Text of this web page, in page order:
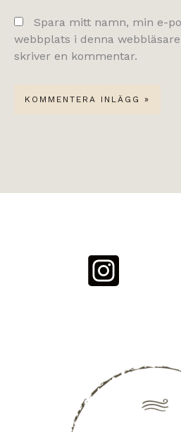
Spara mitt namn, min e-
webbplats i denna
skriver en kommentar.